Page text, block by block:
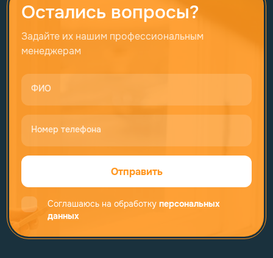
Остались вопросы?
Задайте их нашим профессиональным
менеджерам
ФИО
Номер телефона
Отправить
Соглашаюсь на обработку персональных
данных